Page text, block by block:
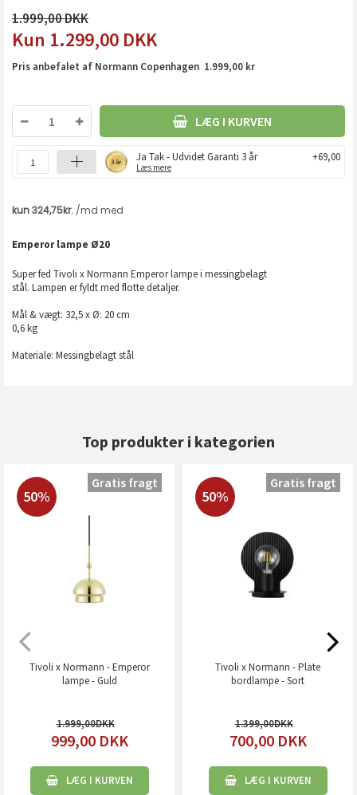
1.999,00
1.299,00 DKK
Pris anbefalet af Normann Copenhagen 1.999,00 kr
LÆG I KURVEN
Ja Tak - Udvidet Garanti 3 år
Læs mere
+69,00
Emperor lampe Ø20
Super fed Tivoli x Normann Emperor lampe i messingbelagt
stål. Lampen er fyldt med flotte detaljer.
Mål & vægt: 32,5 x Ø: 20 cm
0,6 kg
Materiale: Messingbelagt stål
Top produkter i kategorien
50%
Tivoli x Normann - Emperor
lampe - Guld
1.999,00
999,00 DKK
LÆG I KURVEN
Gratis fragt
50%
Tivoli x Normann - Plate
bordlampe - Sort
1.399,00
700,00 DKK
LÆG I KURVEN
Gratis fragt